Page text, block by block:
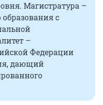
Магистратура –
с
–
Федерации
дающий